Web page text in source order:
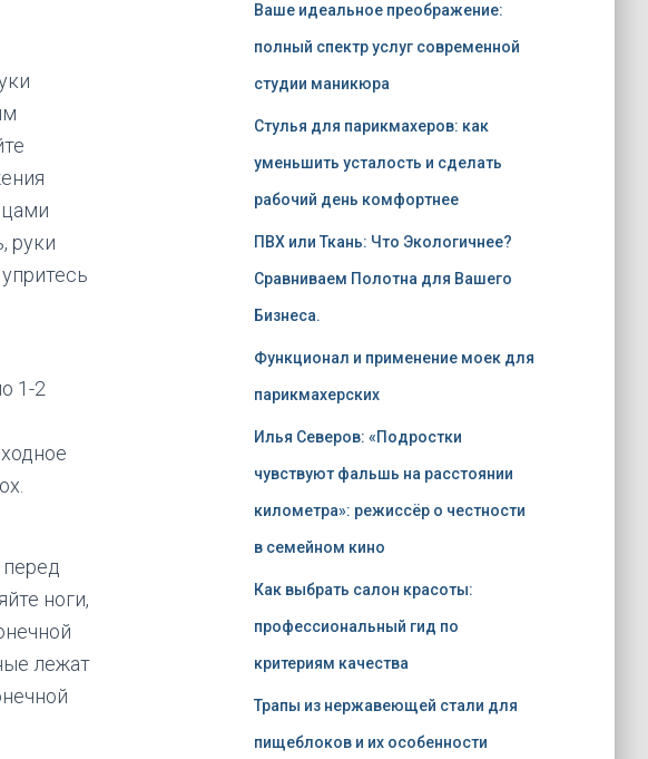
руки
1-2
ноги,
лежат
Ваше идеальное преображение:
полный спектр услуг современной
студии маникюра
Стулья для парикмахеров: как
уменьшить усталость и сделать
рабочий день комфортнее
ПВХ или Ткань: Что Экологичнее?
Сравниваем Полотна для Вашего
Бизнеса.
Функционал и применение моек для
парикмахерских
Илья Северов: «Подростки
чувствуют фальшь на расстоянии
километра»: режиссёр о честности
в семейном кино
Как выбрать салон красоты:
профессиональный гид по
критериям качества
Трапы из нержавеющей стали для
пищеблоков и их особенности